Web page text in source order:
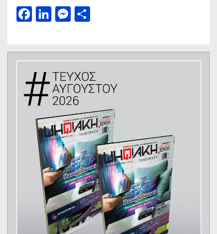
Facebook
LinkedIn
Messenger